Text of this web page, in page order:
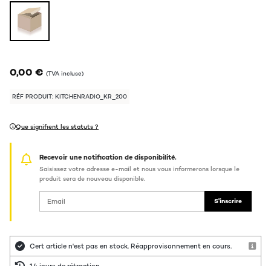
0,00 € (TVA incluse)
RÉF PRODUIT: KITCHENRADIO_KR_200
Que signifient les statuts ?
Recevoir une notification de disponibilité.
Saisissez votre adresse e-mail et nous vous informerons lorsque le
produit sera de nouveau disponible.
S'inscrire
Cert article n'est pas en stock. Réapprovisonnement en cours.